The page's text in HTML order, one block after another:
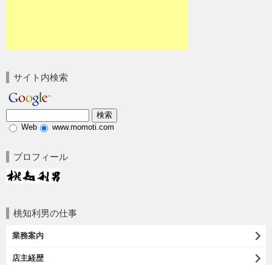
サイト内検索
Web www.momoti.com
プロフィール
桃知利男の仕事
業務案内
店主経歴